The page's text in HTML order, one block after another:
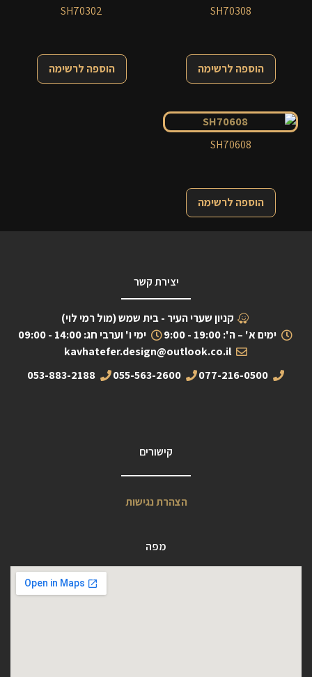
SH70308
הוספה לרשימה
SH70302
הוספה לרשימה
SH70608
הוספה לרשימה
יצירת קשר
קניון שערי העיר - בית שמש (מול רמי לוי)
ימים א' – ה': 19:00 - 9:00
ימי ו' וערבי חג: 14:00 - 09:00
kavhatefer.design@outlook.co.il
077-216-0500
055-563-2600
053-883-2188
קישורים
הצהרת נגישות
מפה